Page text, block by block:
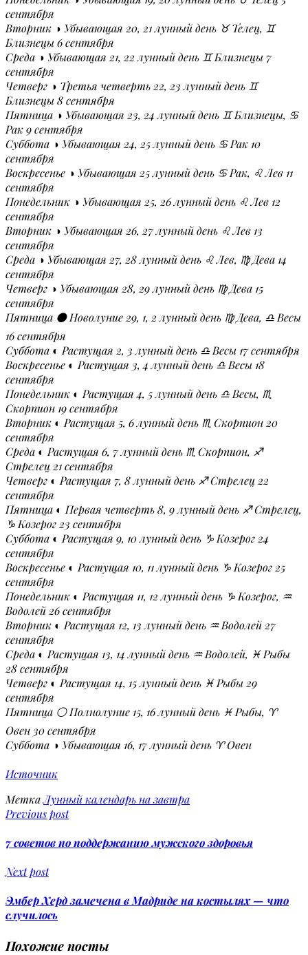
сентября
Вторник ◑ Убывающая 20, 21 лунный день ♉ Телец, ♊
Близнецы 6 сентября
Среда ◑ Убывающая 21, 22 лунный день ♊ Близнецы 7
сентября
Четверг ◑ Третья четверть 22, 23 лунный день ♊
Близнецы 8 сентября
Пятница ◑ Убывающая 23, 24 лунный день ♊ Близнецы, ♋
Рак 9 сентября
Суббота ◑ Убывающая 24, 25 лунный день ♋ Рак 10
сентября
Воскресенье ◑ Убывающая 25 лунный день ♋ Рак, ♌ Лев 11
сентября
Понедельник ◑ Убывающая 25, 26 лунный день ♌ Лев 12
сентября
Вторник ◑ Убывающая 26, 27 лунный день ♌ Лев 13
сентября
Среда ◑ Убывающая 27, 28 лунный день ♌ Лев, ♍ Дева 14
сентября
Четверг ◑ Убывающая 28, 29 лунный день ♍ Дева 15
сентября
Пятница ⚫ Новолуние 29, 1, 2 лунный день ♍ Дева, ♎ Весы
16 сентября
Суббота ◐ Растущая 2, 3 лунный день ♎ Весы 17 сентября
Воскресенье ◐ Растущая 3, 4 лунный день ♎ Весы 18
сентября
Понедельник ◐ Растущая 4, 5 лунный день ♎ Весы, ♏
Скорпион 19 сентября
Вторник ◐ Растущая 5, 6 лунный день ♏ Скорпион 20
сентября
Среда ◐ Растущая 6, 7 лунный день ♏ Скорпион, ♐
Стрелец 21 сентября
Четверг ◐ Растущая 7, 8 лунный день ♐ Стрелец 22
сентября
Пятница ◐ Первая четверть 8, 9 лунный день ♐ Стрелец,
♑ Козерог 23 сентября
Суббота ◐ Растущая 9, 10 лунный день ♑ Козерог 24
сентября
Воскресенье ◐ Растущая 10, 11 лунный день ♑ Козерог 25
сентября
Понедельник ◐ Растущая 11, 12 лунный день ♑ Козерог, ♒
Водолей 26 сентября
Вторник ◐ Растущая 12, 13 лунный день ♒ Водолей 27
сентября
Среда ◐ Растущая 13, 14 лунный день ♒ Водолей, ♓ Рыбы
28 сентября
Четверг ◐ Растущая 14, 15 лунный день ♓ Рыбы 29
сентября
Пятница ⚪ Полнолуние 15, 16 лунный день ♓ Рыбы, ♈
Овен 30 сентября
Суббота ◑ Убывающая 16, 17 лунный день ♈ Овен
Источник
МеткаЛунный календарь на завтра
Previous post
7 советов по поддержанию мужского здоровья
Next post
Эмбер Херд замечена в Мадриде на костылях — что
случилось
Похожие посты